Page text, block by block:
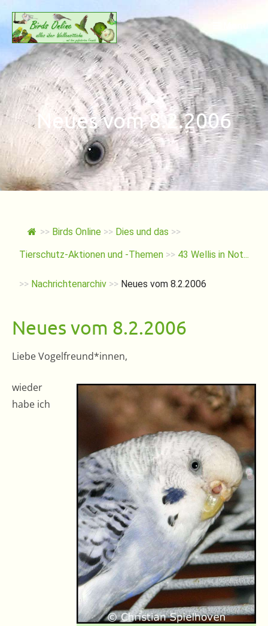
zum
Inhalt
Neues vom 8.2.2006
>> Birds Online >> Dies und das >>
Tierschutz-Aktionen und -Themen >> 43 Wellis in Not...
>> Nachrichtenarchiv >> Neues vom 8.2.2006
Neues vom 8.2.2006
Liebe Vogelfreund*innen,
wieder
habe ich